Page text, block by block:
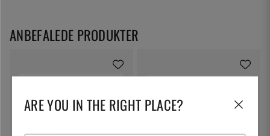
ANBEFALEDE PRODUKTER
ARE YOU IN THE RIGHT PLACE?